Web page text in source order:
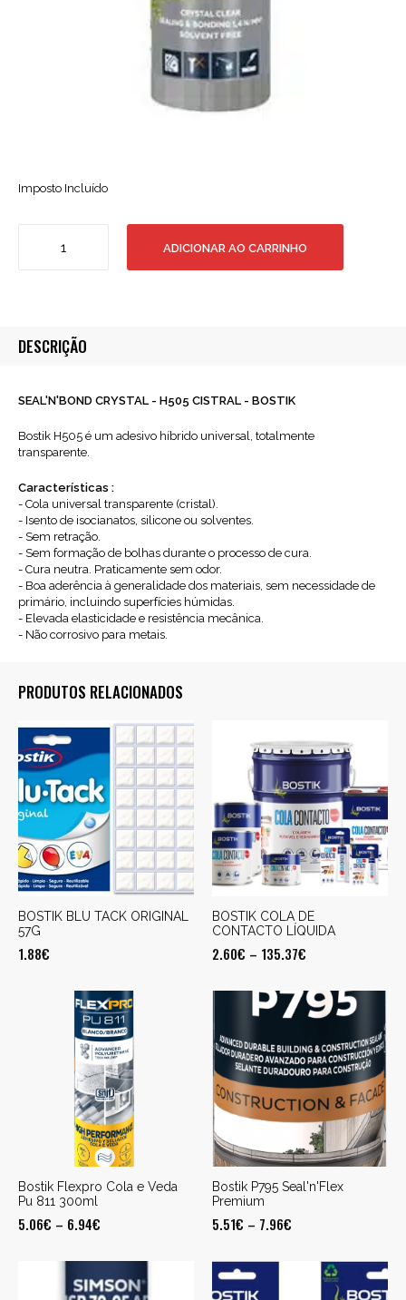
Imposto Incluído
COLA
CRISTAL
ADICIONAR AO CARRINHO
DESCRIÇÃO
SEAL'N'BOND CRYSTAL - H505 CISTRAL - BOSTIK
Bostik H505 é um adesivo híbrido universal, totalmente
transparente.
Características :
- Cola universal transparente (cristal).
- Isento de isocianatos, silicone ou solventes.
- Sem retração.
- Sem formação de bolhas durante o processo de cura.
- Cura neutra. Praticamente sem odor.
- Boa aderência à generalidade dos materiais, sem necessidade de
primário, incluindo superfícies húmidas.
- Elevada elasticidade e resistência mecânica.
- Não corrosivo para metais.
PRODUTOS RELACIONADOS
BOSTIK BLU TACK ORIGINAL
57G
1.88€
BOSTIK COLA DE
CONTACTO LÍQUIDA
2.60€ – 135.37€
Bostik Flexpro Cola e Veda
Pu 811 300ml
5.06€ – 6.94€
Bostik P795 Seal'n'Flex
Premium
5.51€ – 7.96€